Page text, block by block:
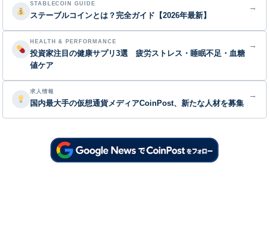
STABLECOIN GUIDE
ステーブルコインとは？完全ガイド【2026年最新】
→
HEALTH & PERFORMANCE
投資家注目の健康サプリ3選 疲労ストレス・睡眠不足・血糖
値ケア
→
求人情報
国内最大手の仮想通貨メディアCoinPost、新たな人材を募集
→